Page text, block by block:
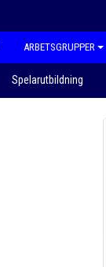
ARBETSGRUPPER
Spelarutbildning